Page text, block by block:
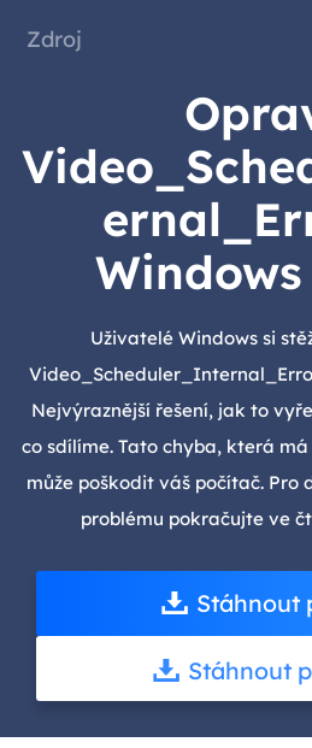
Zdroj
Uživatelé Windows si
Nejvýraznější řešení, jak to
co sdílíme. Tato chyba, která
může poškodit váš počítač. Pro
problému pokračujte ve
Stáhnout
Stáhnout